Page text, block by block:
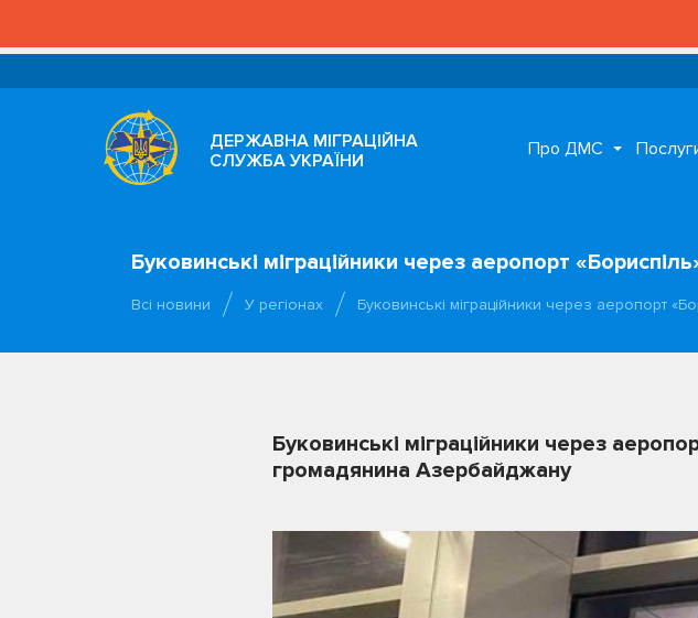
ДЕРЖАВНА МІГРАЦІЙНА
СЛУЖБА УКРАЇНИ
Про ДМС
Буковинські міграційники через аеропорт
Всі новини У регіонах Буковинські міграційники через аеропорт
Буковинські міграційники через
громадянина Азербайджану